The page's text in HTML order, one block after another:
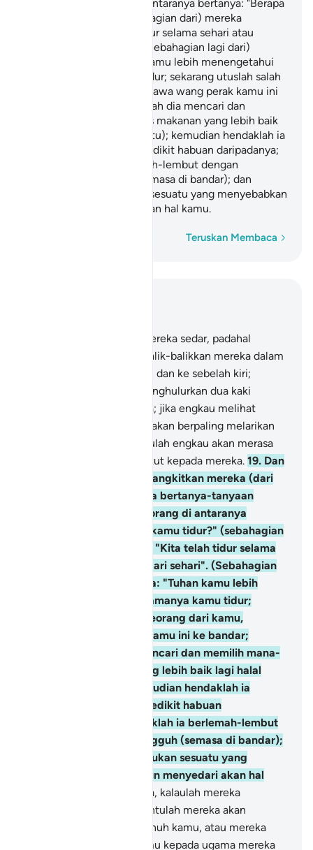
sendiri. Salah seorang di antaranya bertanya: "Berapa
lama kamu tidur?" (sebahagian dari) mereka
menjawab: "Kita telah tidur selama sehari atau
sebahagian dari sehari". (Sebahagian lagi dari)
mereka berkata: "Tuhan kamu lebih menengetahui
tentang lamanya kamu tidur; sekarang utuslah salah
seorang dari kamu, membawa wang perak kamu ini
ke bandar; kemudian biarlah dia mencari dan
memilih mana-mana jenis makanan yang lebih baik
lagi halal (yang dijual di situ); kemudian hendaklah ia
membawa untuk kamu sedikit habuan daripadanya;
dan hendaklah ia berlemah-lembut dengan
bersungguh-sungguh (semasa di bandar); dan
janganlah dia melakukan sesuatu yang menyebabkan
sesiapapun menyedari akan hal kamu.
Teruskan Membaca
Dan engkau sangka mereka sedar, padahal
mereka tidur; dan Kami balik-balikkan mereka dalam
tidurnya ke sebelah kanan dan ke sebelah kiri;
sedang anjing mereka menghulurkan dua kaki
depannya dekat pintu gua; jika engkau melihat
mereka, tentulah engkau akan berpaling melarikan
diri dari mereka, dan tentulah engkau akan merasa
sepenuh-penuh gerun takut kepada mereka. 19. Dan
demikianlah pula Kami bangkitkan mereka (dari
tidurnya), supaya mereka bertanya-tanyaan
sesama sendiri. Salah seorang di antaranya
bertanya: "Berapa lama kamu tidur?" (sebahagian
dari) mereka menjawab: "Kita telah tidur selama
sehari atau sebahagian dari sehari". (Sebahagian
lagi dari) mereka berkata: "Tuhan kamu lebih
menengetahui tentang lamanya kamu tidur;
sekarang utuslah salah seorang dari kamu,
membawa wang perak kamu ini ke bandar;
kemudian biarlah dia mencari dan memilih mana-
mana jenis makanan yang lebih baik lagi halal
(yang dijual di situ); kemudian hendaklah ia
membawa untuk kamu sedikit habuan
daripadanya; dan hendaklah ia berlemah-lembut
dengan bersungguh-sungguh (semasa di bandar);
dan janganlah dia melakukan sesuatu yang
menyebabkan sesiapapun menyedari akan hal
"Sesungguhnya, kalaulah mereka
mengetahui hal kamu, tentulah mereka akan
merejam dengan membunuh kamu, atau mereka
akan mengembalikan kamu kepada ugama mereka